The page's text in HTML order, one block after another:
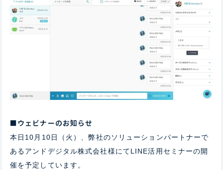
■ウェビナーのお知らせ
本日10月10日（火）、弊社のソリューションパートナーで
あるアンドデジタル株式会社様にてLINE活用セミナーの開
催を予定しています。